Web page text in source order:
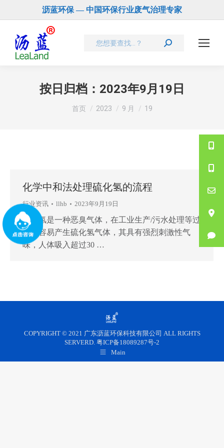
沥蓝环保 — 中国环保行业废气治理专家
Search:
按日归档： 2023年9月19日
您在这里：
首页 2023 9 月 19
化学中和法处理硫化氢的流程
行业资讯 llhb 2023年9月19日
硫化氢是一种恶臭气体，在工业生产/污水处理等过
程中容易产生硫化氢气体，其具有强烈刺激性气
味，人体吸入超过30 …
COPYRIGHT © 2021 广东沥蓝环保科技有限公司 ALL RIGHTS
SERVERD. 粤ICP备18089287号-2
Main